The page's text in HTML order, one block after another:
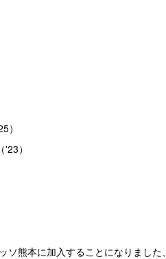
）
）
熊本に加入することになりました、